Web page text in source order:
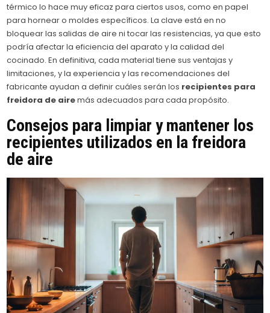
térmico lo hace muy eficaz para ciertos usos, como en papel
para hornear o moldes específicos. La clave está en no
bloquear las salidas de aire ni tocar las resistencias, ya que esto
podría afectar la eficiencia del aparato y la calidad del
cocinado. En definitiva, cada material tiene sus ventajas y
limitaciones, y la experiencia y las recomendaciones del
fabricante ayudan a definir cuáles serán los recipientes para
freidora de airemás adecuados para cada propósito.
Consejos para limpiar y mantener los
recipientes utilizados en la freidora
de aire